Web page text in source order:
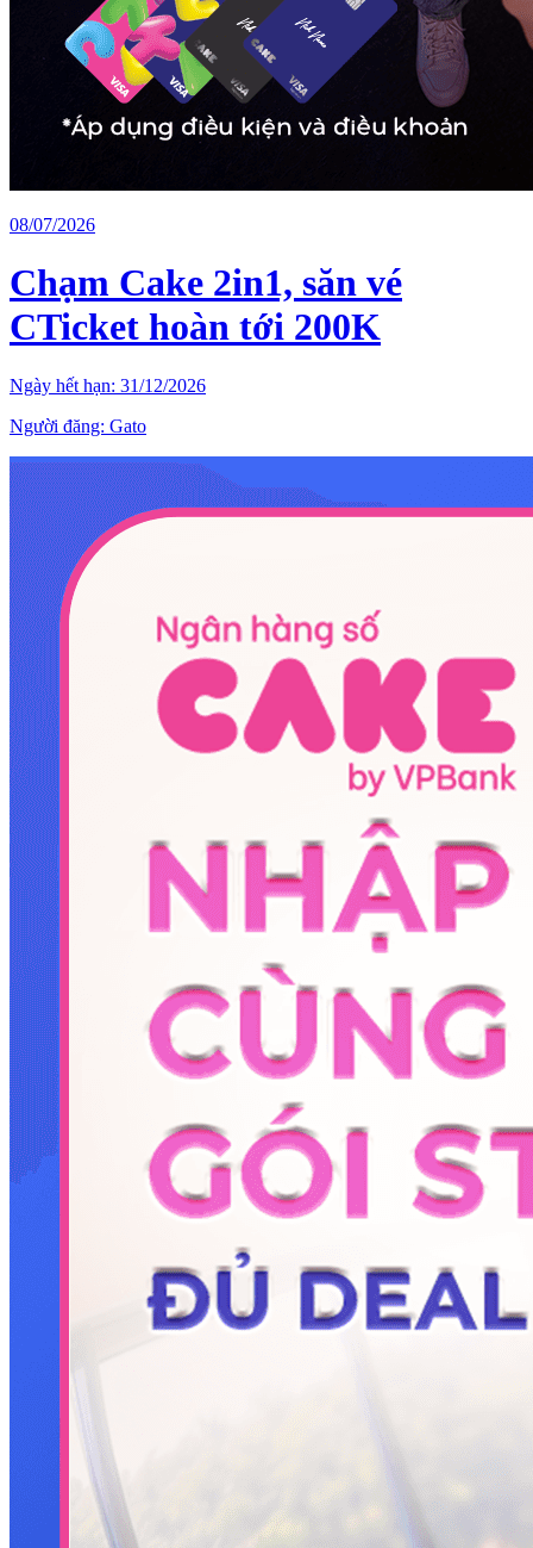
08/07/2026
Chạm Cake 2in1, săn vé
CTicket hoàn tới 200K
Ngày hết hạn: 31/12/2026
Người đăng: Gato